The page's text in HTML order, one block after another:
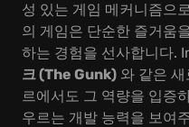
성 있는 게임 메커니즘으
의 게임은 단순한 즐거움
하는 경험을 선사합니다.
크 (The Gunk) 와 같은
르에서도 그 역량을 입증
우르는 개발 능력을 보여